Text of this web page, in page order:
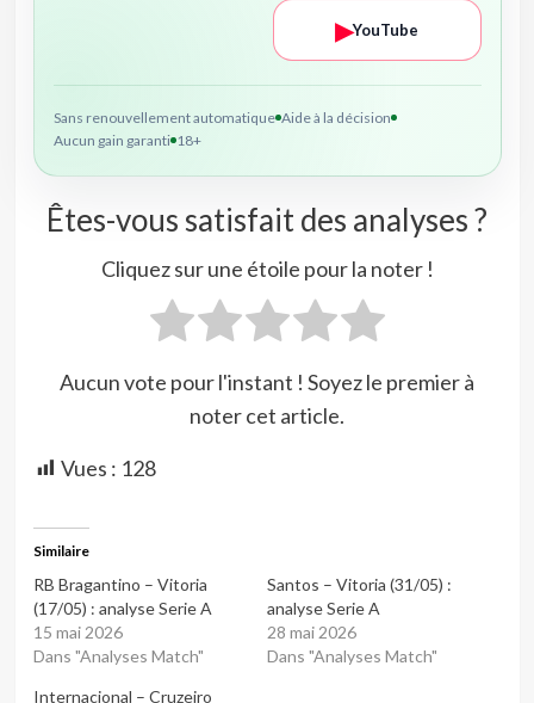
▶YouTube
Sans renouvellement automatique Aide à la décision
Aucun gain garanti 18+
Êtes-vous satisfait des analyses ?
Cliquez sur une étoile pour la noter !
Aucun vote pour l'instant ! Soyez le premier à
noter cet article.
Vues : 128
Similaire
RB Bragantino – Vitoria
(17/05) : analyse Serie A
15 mai 2026
Dans "Analyses Match"
Santos – Vitoria (31/05) :
analyse Serie A
28 mai 2026
Dans "Analyses Match"
Internacional – Cruzeiro